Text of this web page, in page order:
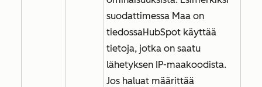
suodattimessa Maa on
tiedossaHubSpot käyttää
tietoja, jotka on saatu
lähetyksen IP-maakoodista.
Jos haluat määrittää